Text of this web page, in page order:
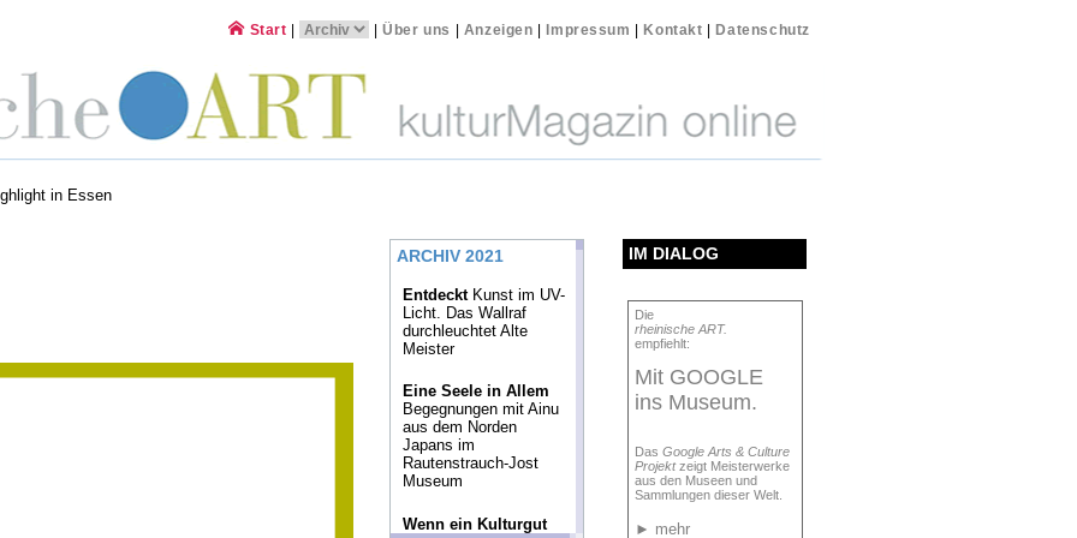
Start |Über uns Anzeigen Impressum Kontakt Datenschutz
in Essen
IM DIALOG
Die
rheinische ART.
empfiehlt:
Mit GOOGLE
ins Museum.
Das Google Arts & Culture
Projektzeigt Meisterwerke
aus den Museen und
Sammlungen dieser Welt.
► mehr
ARCHIV 2021
EntdecktKunst im UV-
Licht. Das Wallraf
durchleuchtet Alte
Meister
Eine Seele in Allem
Begegnungen mit Ainu
aus dem Norden
Japans im
Rautenstrauch-Jost
Museum
Wenn ein Kulturgut